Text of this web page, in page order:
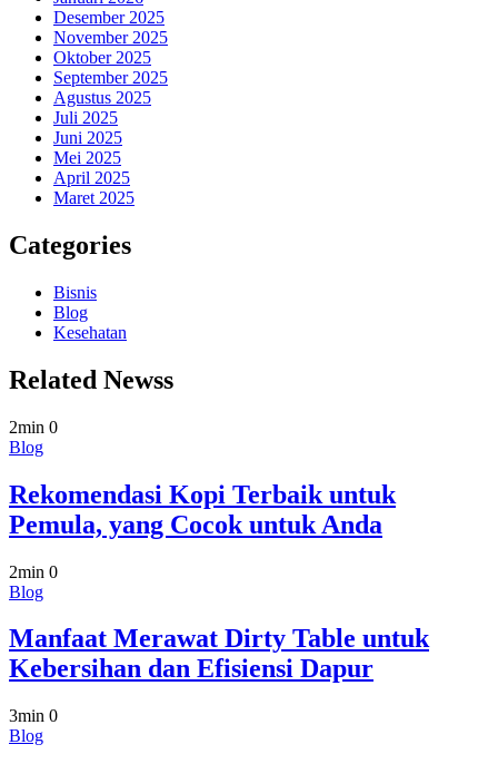
Desember 2025
November 2025
Oktober 2025
September 2025
Agustus 2025
Juli 2025
Juni 2025
Mei 2025
April 2025
Maret 2025
Categories
Bisnis
Blog
Kesehatan
Related Newss
2min 0
Blog
Rekomendasi Kopi Terbaik untuk
Pemula, yang Cocok untuk Anda
2min 0
Blog
Manfaat Merawat Dirty Table untuk
Kebersihan dan Efisiensi Dapur
3min 0
Blog